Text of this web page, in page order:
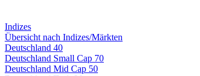
Indizes
Übersicht nach Indizes/Märkten
Deutschland 40
Deutschland Small Cap 70
Deutschland Mid Cap 50